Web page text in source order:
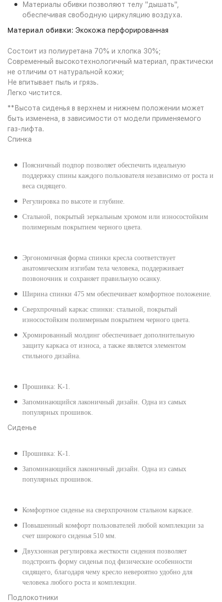
Материалы обивки позволяют телу "дышать",
обеспечивая свободную циркуляцию воздуха.
Материал обивки: Экокожа перфорированная
Состоит из полиуретана 70% и хлопка 30%;
Современный высокотехнологичный материал, практически
не отличим от натуральной кожи;
Не впитывает пыль и грязь.
Легко чистится.
**Высота сиденья в верхнем и нижнем положении может
быть изменена, в зависимости от модели применяемого
газ-лифта.
Спинка
Поясничный подпор позволяет обеспечить идеальную
поддержку спины каждого пользователя независимо от роста и
веса сидящего.
Регулировка по высоте и глубине.
Стальной, покрытый зеркальным хромом или износостойким
полимерным покрытием черного цвета.
Эргономичная форма спинки кресла соответствует
анатомическим изгибам тела человека, поддерживает
позвоночник и сохраняет правильную осанку.
Ширина спинки 475 мм обеспечивает комфортное положение.
Сверхпрочный каркас спинки: стальной, покрытый
износостойким полимерным покрытием черного цвета.
Хромированный молдинг обеспечивает дополнительную
защиту каркаса от износа, а также является элементом
стильного дизайна.
Прошивка: K-1.
Запоминающийся лаконичный дизайн. Одна из самых
популярных прошивок.
Сиденье
Прошивка: K-1.
Запоминающийся лаконичный дизайн. Одна из самых
популярных прошивок.
Комфортное сиденье на сверхпрочном стальном каркасе.
Повышенный комфорт пользователей любой комплекции за
счет широкого сиденья 510 мм.
Двухзонная регулировка жесткости сидения позволяет
подстроить форму сиденья под физические особенности
сидящего, благодаря чему кресло невероятно удобно для
человека любого роста и комплекции.
Подлокотники